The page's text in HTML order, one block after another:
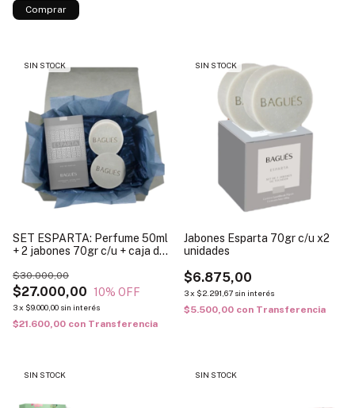
SIN STOCK
SET ESPARTA: Perfume 50ml
+ 2 jabones 70gr c/u + caja de
$27.000,00
$30.000,00
10% OFF
3x $9.000,00 sin interés
$21.600,00 con Transferencia
SIN STOCK
Jabones Esparta 70gr c/u x2
unidades
$6.875,00
3x $2.291,67 sin interés
$5.500,00 con Transferencia
SIN STOCK SIN STOCK